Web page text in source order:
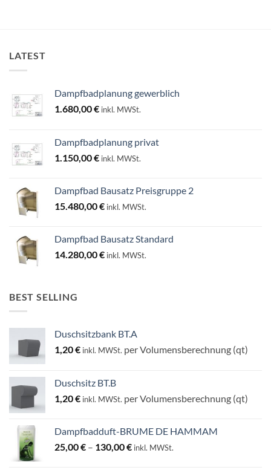
LATEST
Dampfbadplanung gewerblich
1.680,00€ inkl. MWSt.
Dampfbadplanung privat
1.150,00€ inkl. MWSt.
Dampfbad Bausatz Preisgruppe 2
15.480,00€ inkl. MWSt.
Dampfbad Bausatz Standard
14.280,00€ inkl. MWSt.
BEST SELLING
Duschsitzbank BT.A
1,20€ inkl. MWSt. per Volumensberechnung (qt)
Duschsitz BT.B
1,20€ inkl. MWSt. per Volumensberechnung (qt)
Dampfbadduft-BRUME DE HAMMAM
25,00€ – 130,00€Preisspanne:
inkl. MWSt.